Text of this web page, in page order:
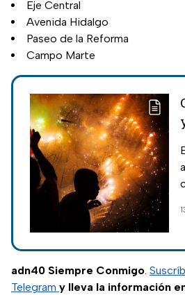
Eje Central
Avenida Hidalgo
Paseo de la Reforma
Campo Marte
adn40 Siempre Conmigo.
Telegram y lleva la información